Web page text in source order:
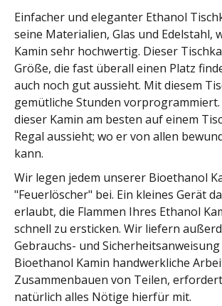
Einfacher und eleganter Ethanol
seine Materialien, Glas und Edelstahl,
Kamin sehr hochwertig. Dieser
Größe, die fast überall einen Platz
auch noch gut aussieht. Mit diesem
gemütliche Stunden vorprogrammiert.
dieser Kamin am besten auf einem
Regal aussieht; wo er von allen
kann.
Wir legen jedem unserer Bioethanol
"Feuerlöscher" bei. Ein kleines Gerät
erlaubt, die Flammen Ihres Ethanol
schnell zu ersticken. Wir liefern
Gebrauchs- und Sicherheitsanweisung
Bioethanol Kamin handwerkliche
Zusammenbauen von Teilen,
natürlich alles Nötige hierfür mit.